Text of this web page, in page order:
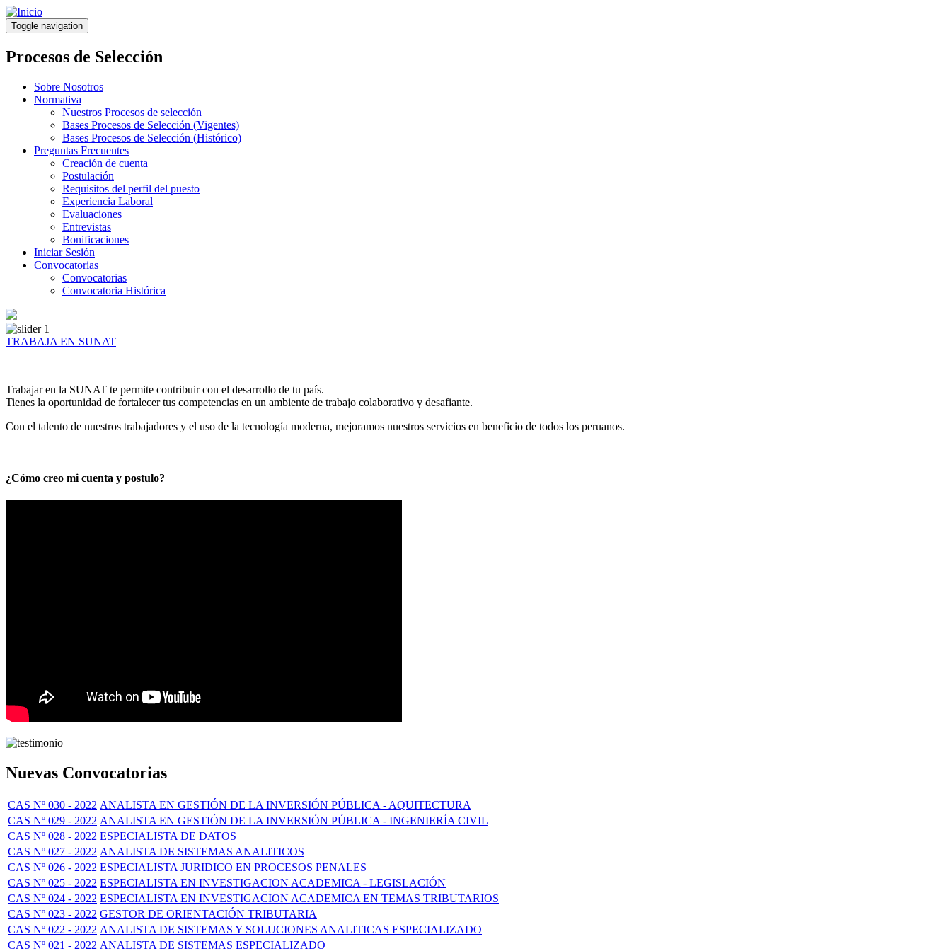
Pasar
al
contenido
principal
Toggle navigation
Procesos de Selección
Sobre Nosotros
Normativa
Nuestros Procesos de selección
Bases Procesos de Selección (Vigentes)
Bases Procesos de Selección (Histórico)
Preguntas Frecuentes
Creación de cuenta
Postulación
Requisitos del perfil del puesto
Experiencia Laboral
Evaluaciones
Entrevistas
Bonificaciones
Iniciar Sesión
Convocatorias
Convocatorias
Convocatoria Histórica
TRABAJA EN SUNAT
Trabajar en la SUNAT te permite contribuir con el desarrollo de tu país.
Tienes la oportunidad de fortalecer tus competencias en un ambiente de trabajo colaborativo y desafiante.
Con el talento de nuestros trabajadores y el uso de la tecnología moderna, mejoramos nuestros servicios en beneficio de todos los peruanos.
¿Cómo creo mi cuenta y postulo?
Nuevas Convocatorias
CAS Nº 030 - 2022 ANALISTA EN GESTIÓN DE LA INVERSIÓN PÚBLICA - AQUITECTURA
CAS Nº 029 - 2022 ANALISTA EN GESTIÓN DE LA INVERSIÓN PÚBLICA - INGENIERÍA CIVIL
CAS Nº 028 - 2022 ESPECIALISTA DE DATOS
CAS Nº 027 - 2022 ANALISTA DE SISTEMAS ANALITICOS
CAS Nº 026 - 2022 ESPECIALISTA JURIDICO EN PROCESOS PENALES
CAS Nº 025 - 2022 ESPECIALISTA EN INVESTIGACION ACADEMICA - LEGISLACIÓN
CAS Nº 024 - 2022 ESPECIALISTA EN INVESTIGACION ACADEMICA EN TEMAS TRIBUTARIOS
CAS Nº 023 - 2022 GESTOR DE ORIENTACIÓN TRIBUTARIA
CAS Nº 022 - 2022 ANALISTA DE SISTEMAS Y SOLUCIONES ANALITICAS ESPECIALIZADO
CAS Nº 021 - 2022 ANALISTA DE SISTEMAS ESPECIALIZADO